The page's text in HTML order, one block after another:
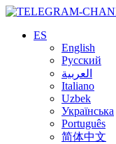
ES
English
Русский
العربية
Italiano
Uzbek
Українська
Português
简体中文